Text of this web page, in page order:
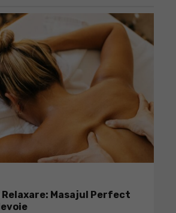
Relaxare: Masajul Perfect